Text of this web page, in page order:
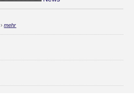
›mehr